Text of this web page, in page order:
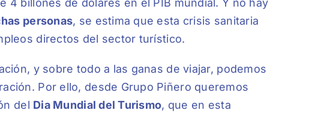
4 billones de dólares en el PIB mundial. Y no hay
personas, se estima que esta crisis sanitaria
directos del sector turístico.
y sobre todo a las ganas de viajar, podemos
Por ello, desde Grupo Piñero queremos
del Dia Mundial del Turismo, que en esta